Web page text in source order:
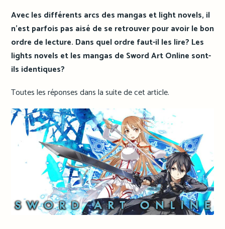
Avec les différents arcs des mangas et light novels, il
n’est parfois pas aisé de se retrouver pour avoir le bon
ordre de lecture. Dans quel ordre faut-il les lire? Les
lights novels et les mangas de Sword Art Online sont-
ils identiques?
Toutes les réponses dans la suite de cet article.